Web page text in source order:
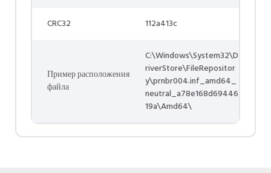
CRC32 112a413c
Пример расположения
файла
C:\Windows\System32\D
riverStore\FileRepositor
y\prnbr004.inf_amd64_
neutral_a78e168d69446
19a\Amd64\